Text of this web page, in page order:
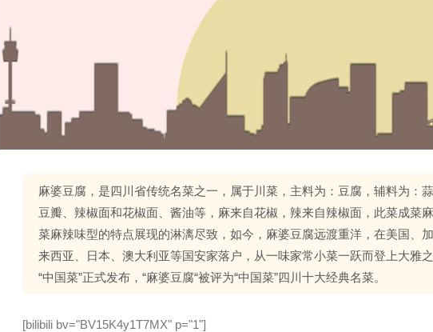
麻婆豆腐，是四川省传统名菜之一，属于川菜，主料为：豆腐，辅料为：
豆瓣、辣椒面和花椒面、酱油等，麻来自花椒，辣来自辣椒面，此菜成菜
菜麻辣味型的特点展现的淋漓尽致，如今，麻婆豆腐远渡重洋，在美国、
来西亚、日本、澳大利亚等国安家落户，从一味家常小菜一跃而登上大雅
“中国菜”正式发布，“麻婆豆腐“被评为“中国菜”四川十大经典名菜。
[bilibili bv="BV15K4y1T7MX" p="1"]